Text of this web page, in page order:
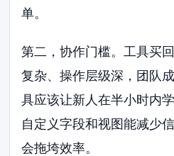
单。
第二，协作门槛。工具买
复杂、操作层级深，团队
具应该让新人在半小时内
自定义字段和视图能减少
会拖垮效率。